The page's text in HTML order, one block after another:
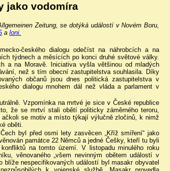
jako vodomíra
Zeitung, se dotýká událostí v Novém Boru,
a loni.
českého dialogu odečíst na náhrobcích a na
týdnech a měsících po konci druhé světové války.
a na Moravě. Iniciativa vyšla většinou od mladých
než s tím obecní zastupitelstva souhlasila. Díky
občanů jsou dnes politická zastupitelstva v
dialogu mnohem dál než vláda a parlament v
Vzpomínka na mrtvé je sice v České republice
že se mrtví stali obětí politicky záměrného teroru,
se motiv a místo týkají výlučně zločinů, k nimž
oběti.
byl před osmi lety zasvěcen „Kříž smíření“ jako
památce 22 Němců a jedné Češky, kteří tu byli
na tomto území. V listopadu minulého roku
věnovaného „všem nevinným obětem událostí v
nespecifikovaných událostí byl masakr obyvatel